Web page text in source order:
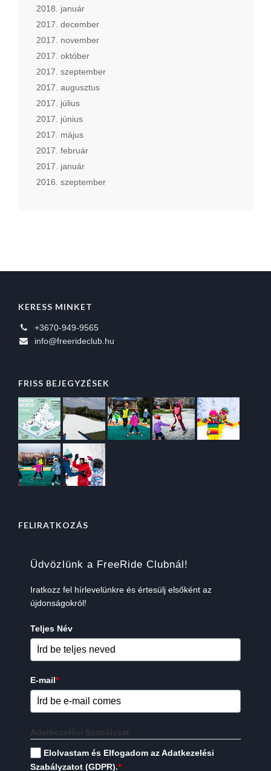
2018. január
2017. december
2017. november
2017. október
2017. szeptember
2017. augusztus
2017. július
2017. június
2017. május
2017. február
2017. január
2016. szeptember
KERESS MINKET
+3670-949-9565
info@freerideclub.hu
FRISS BEJEGYZÉSEK
FELIRATKOZÁS
Üdvözlünk a FreeRide Clubnál!
Iratkozz fel hírlevelünkre és értesülj elsőként az
újdonságokról!
Teljes Név
E-mail*
Adatkezelési Szabályzat
Elolvastam és Elfogadom az Adatkezelési
Szabályzatot (GDPR).*